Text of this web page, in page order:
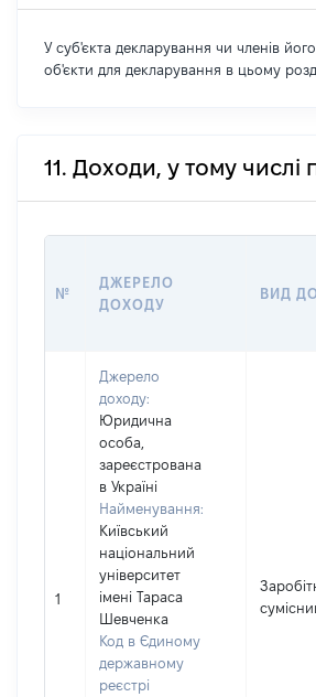
У суб'єкта декларування чи членів його
об'єкти для декларування в цьому
11. Доходи, у тому числі
№
ДЖЕРЕЛО
ДОХОДУ
ВИД
1
Джерело
доходу:
Юридична
особа,
зареєстрована
в Україні
Найменування:
Київський
національний
університет
імені Тараса
Шевченка
Код в Єдиному
державному
реєстрі